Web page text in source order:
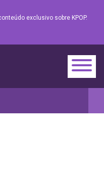
exclusivo sobre KPOP.